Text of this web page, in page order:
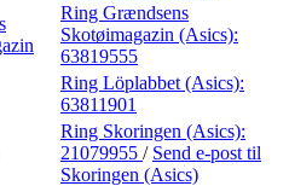
Ring Grændsens
Skotøimagazin (Asics):
63819555
Ring Löplabbet (Asics):
63811901
Ring Skoringen (Asics):
21079955 / Send e-post til
Skoringen (Asics)